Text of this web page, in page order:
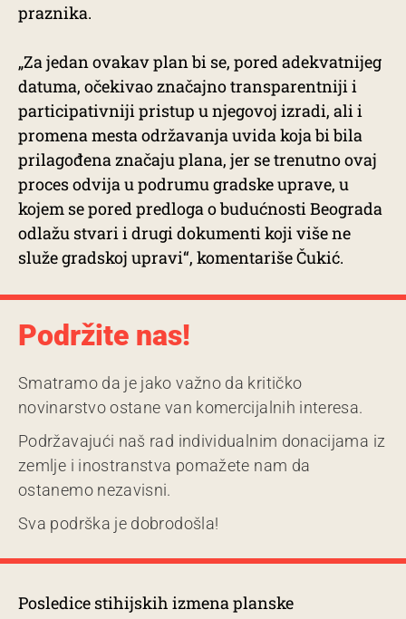
praznika.
„Za jedan ovakav plan bi se, pored adekvatnijeg
datuma, očekivao značajno transparentniji i
participativniji pristup u njegovoj izradi, ali i
promena mesta održavanja uvida koja bi bila
prilagođena značaju plana, jer se trenutno ovaj
proces odvija u podrumu gradske uprave, u
kojem se pored predloga o budućnosti Beograda
odlažu stvari i drugi dokumenti koji više ne
služe gradskoj upravi“, komentariše Čukić.
Podržite nas!
Smatramo da je jako važno da kritičko
novinarstvo ostane van komercijalnih interesa.
Podržavajući naš rad individualnim donacijama iz
zemlje i inostranstva pomažete nam da
ostanemo nezavisni.
Sva podrška je dobrodošla!
Posledice stihijskih izmena planske